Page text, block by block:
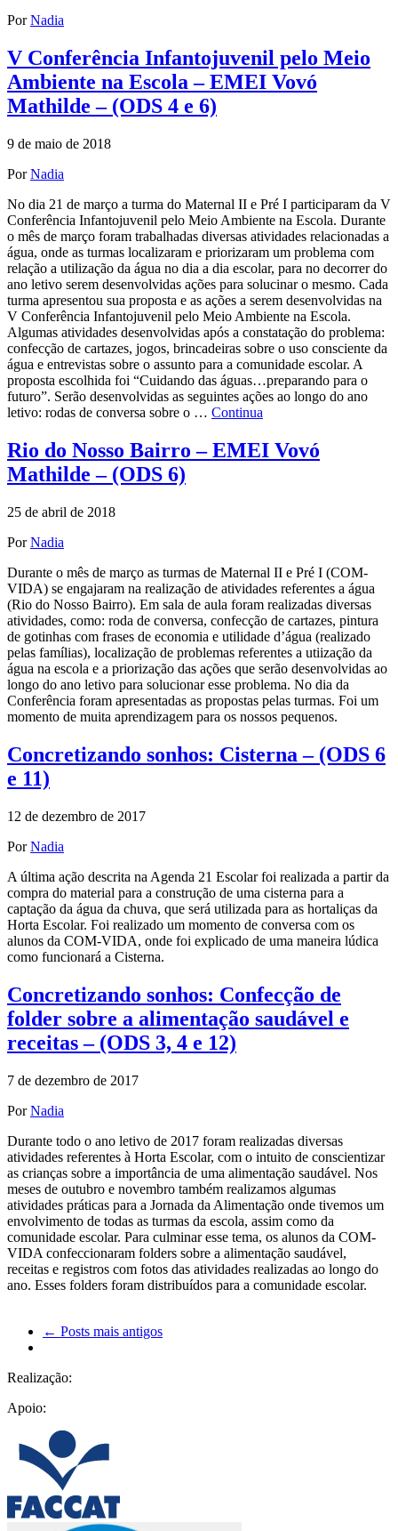
PorNadia
V Conferência Infantojuvenil pelo Meio
Ambiente na Escola – EMEI Vovó
Mathilde – (ODS 4 e 6)
9 de maio de 2018
PorNadia
No dia 21 de março a turma do Maternal II e Pré I participaram da V
Conferência Infantojuvenil pelo Meio Ambiente na Escola. Durante
o mês de março foram trabalhadas diversas atividades relacionadas a
água, onde as turmas localizaram e priorizaram um problema com
relação a utilização da água no dia a dia escolar, para no decorrer do
ano letivo serem desenvolvidas ações para solucinar o mesmo. Cada
turma apresentou sua proposta e as ações a serem desenvolvidas na
V Conferência Infantojuvenil pelo Meio Ambiente na Escola.
Algumas atividades desenvolvidas após a constatação do problema:
confecção de cartazes, jogos, brincadeiras sobre o uso consciente da
água e entrevistas sobre o assunto para a comunidade escolar. A
proposta escolhida foi “Cuidando das águas…preparando para o
futuro”. Serão desenvolvidas as seguintes ações ao longo do ano
letivo: rodas de conversa sobre o … Continua
Rio do Nosso Bairro – EMEI Vovó
Mathilde – (ODS 6)
25 de abril de 2018
PorNadia
Durante o mês de março as turmas de Maternal II e Pré I (COM-
VIDA) se engajaram na realização de atividades referentes a água
(Rio do Nosso Bairro). Em sala de aula foram realizadas diversas
atividades, como: roda de conversa, confecção de cartazes, pintura
de gotinhas com frases de economia e utilidade d’água (realizado
pelas famílias), localização de problemas referentes a utiização da
água na escola e a priorização das ações que serão desenvolvidas ao
longo do ano letivo para solucionar esse problema. No dia da
Conferência foram apresentadas as propostas pelas turmas. Foi um
momento de muita aprendizagem para os nossos pequenos.
Concretizando sonhos: Cisterna – (ODS 6
e 11)
12 de dezembro de 2017
PorNadia
A última ação descrita na Agenda 21 Escolar foi realizada a partir da
compra do material para a construção de uma cisterna para a
captação da água da chuva, que será utilizada para as hortaliças da
Horta Escolar. Foi realizado um momento de conversa com os
alunos da COM-VIDA, onde foi explicado de uma maneira lúdica
como funcionará a Cisterna.
Concretizando sonhos: Confecção de
folder sobre a alimentação saudável e
receitas – (ODS 3, 4 e 12)
7 de dezembro de 2017
PorNadia
Durante todo o ano letivo de 2017 foram realizadas diversas
atividades referentes à Horta Escolar, com o intuito de conscientizar
as crianças sobre a importância de uma alimentação saudável. Nos
meses de outubro e novembro também realizamos algumas
atividades práticas para a Jornada da Alimentação onde tivemos um
envolvimento de todas as turmas da escola, assim como da
comunidade escolar. Para culminar esse tema, os alunos da COM-
VIDA confeccionaram folders sobre a alimentação saudável,
receitas e registros com fotos das atividades realizadas ao longo do
ano. Esses folders foram distribuídos para a comunidade escolar.
← Posts mais antigos
Realização:
Apoio: